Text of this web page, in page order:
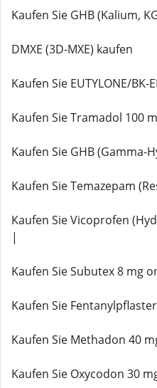
Kaufen Sie GHB (Kalium,
DMXE (3D-MXE) kaufen
Kaufen Sie EUTYLONE/BK-
Kaufen Sie Tramadol 100
Kaufen Sie GHB (Gamma-
Kaufen Sie Temazepam
Kaufen Sie Vicoprofen
|
Kaufen Sie Subutex 8 mg
Kaufen Sie
Kaufen Sie Methadon 40
Kaufen Sie Oxycodon 30